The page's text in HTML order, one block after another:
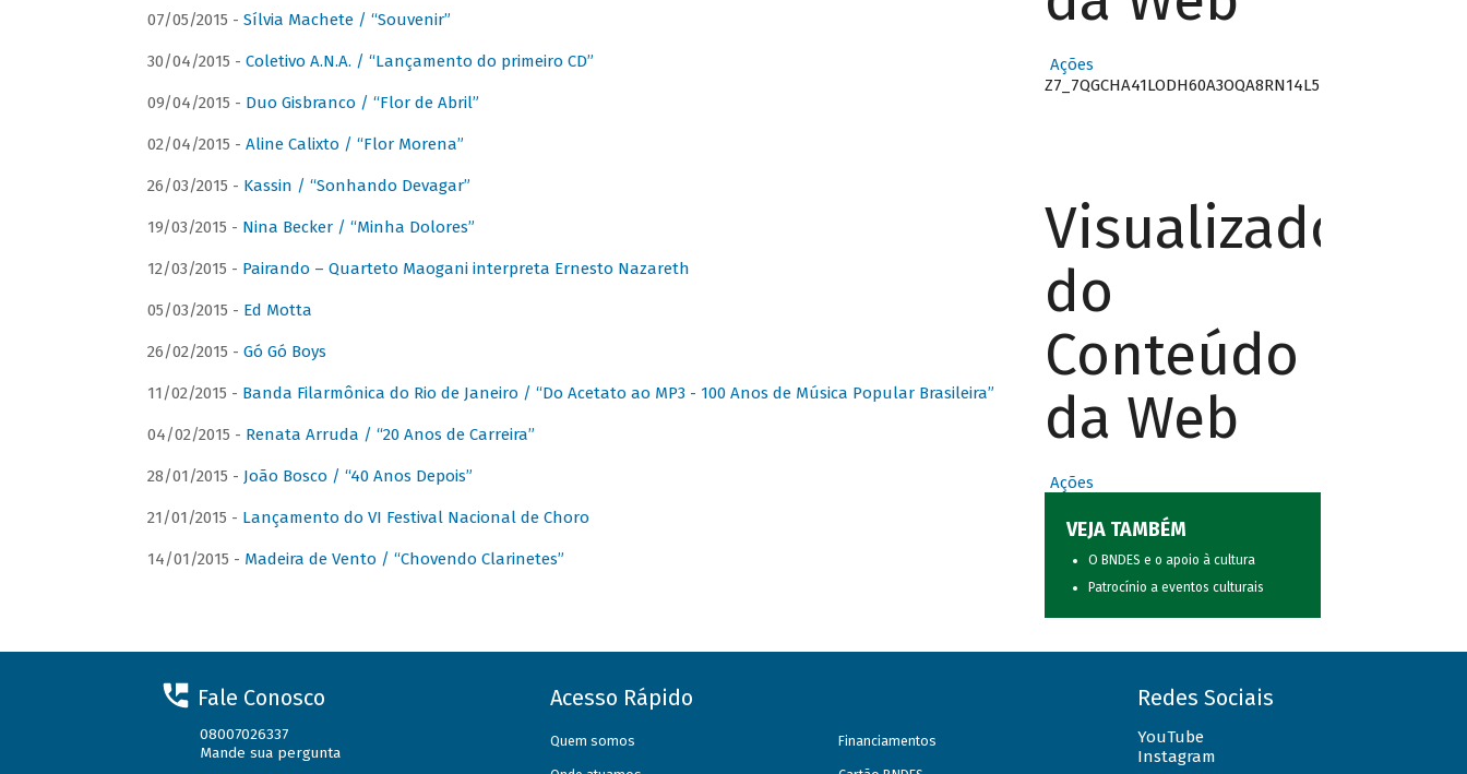
07/05/2015 - Sílvia Machete / “Souvenir”
30/04/2015 - Coletivo A.N.A. / “Lançamento do primeiro CD”
09/04/2015 - Duo Gisbranco / “Flor de Abril”
02/04/2015 - Aline Calixto / “Flor Morena”
26/03/2015 - Kassin / “Sonhando Devagar”
19/03/2015 - Nina Becker / “Minha Dolores”
12/03/2015 - Pairando – Quarteto Maogani interpreta Ernesto Nazareth
05/03/2015 - Ed Motta
26/02/2015 - Gó Gó Boys
11/02/2015 - Banda Filarmônica do Rio de Janeiro / “Do Acetato ao MP3 - 100 Anos de Música Popular Brasileira”
04/02/2015 - Renata Arruda / “20 Anos de Carreira”
28/01/2015 - João Bosco / “40 Anos Depois”
21/01/2015 - Lançamento do VI Festival Nacional de Choro
14/01/2015 - Madeira de Vento / “Chovendo Clarinetes”
Ações
Z7_7QGCHA41LODH60A3OQA8RN14L5
Visualizador
do
Conteúdo
da Web
Ações
VEJA TAMBÉM
O BNDES e o apoio à cultura
Patrocínio a eventos culturais
Fale Conosco
08007026337
Mande sua pergunta
Acesso Rápido
Quem somos Financiamentos
Redes Sociais
YouTube
Instagram